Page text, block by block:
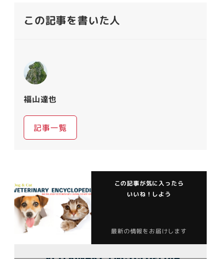
この記事を書いた人
福山達也
記事一覧
この記事が気に入ったら
いいね！しよう
最新の情報をお届けします